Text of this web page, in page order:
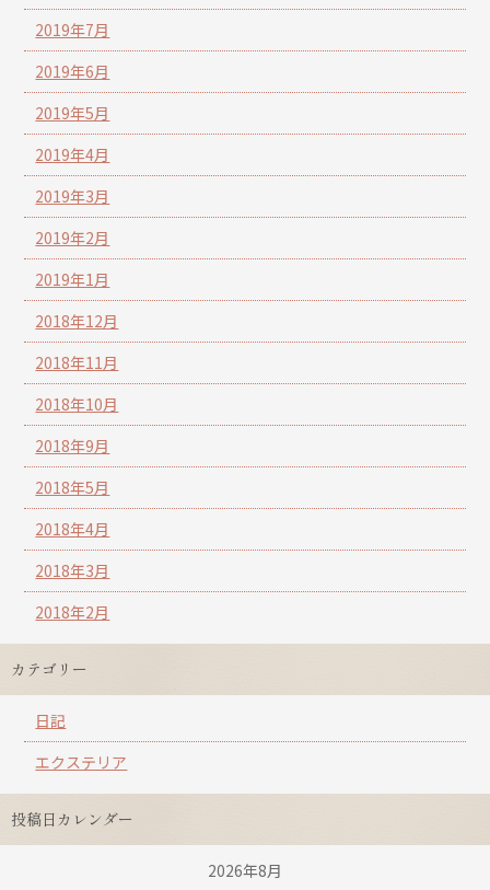
2019年7月
2019年6月
2019年5月
2019年4月
2019年3月
2019年2月
2019年1月
2018年12月
2018年11月
2018年10月
2018年9月
2018年5月
2018年4月
2018年3月
2018年2月
カテゴリー
日記
エクステリア
投稿日カレンダー
2026年8月